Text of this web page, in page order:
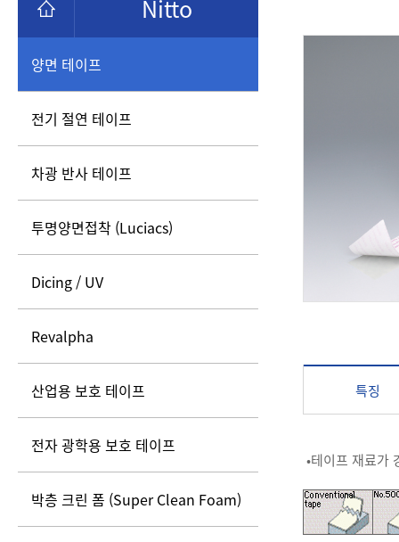
Nitto
양면 테이프
전기 절연 테이프
차광 반사 테이프
투명양면접착 (Luciacs)
Dicing / UV
Revalpha
산업용 보호 테이프
전자 광학용 보호 테이프
박층 크린 폼 (Super Clean Foam)
특징
•테이프 재료가